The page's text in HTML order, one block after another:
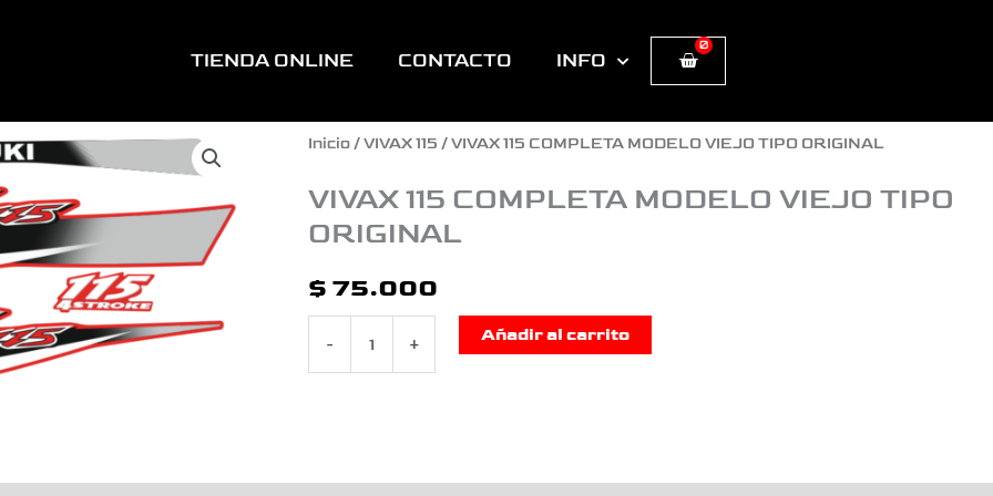
TIENDA ONLINE CONTACTO INFO
0
Cart
Inicio/VIVAX 115 / VIVAX 115 COMPLETA MODELO VIEJO TIPO ORIGINAL
VIVAX 115 COMPLETA MODELO VIEJO TIPO
ORIGINAL
$ 75.000
-
VIVAX
115
COMPLETA
MODELO
TIPO
+ Añadir al carrito